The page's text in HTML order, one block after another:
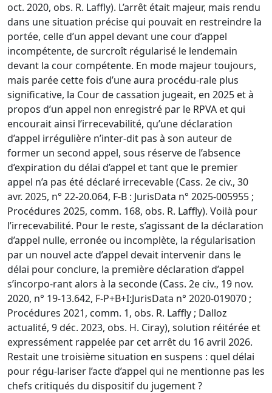
oct. 2020, obs. R. Laffly). L’arrêt était majeur, mais rendu
dans une situation précise qui pouvait en restreindre la
portée, celle d’un appel devant une cour d’appel
incompétente, de surcroît régularisé le lendemain
devant la cour compétente. En mode majeur toujours,
mais parée cette fois d’une aura procédu-rale plus
significative, la Cour de cassation jugeait, en 2025 et à
propos d’un appel non enregistré par le RPVA et qui
encourait ainsi l’irrecevabilité, qu’une déclaration
d’appel irrégulière n’inter-dit pas à son auteur de
former un second appel, sous réserve de l’absence
d’expiration du délai d’appel et tant que le premier
appel n’a pas été déclaré irrecevable (Cass. 2e civ., 30
avr. 2025, n° 22-20.064, F-B : JurisData n° 2025-005955 ;
Procédures 2025, comm. 168, obs. R. Laffly). Voilà pour
l’irrecevabilité. Pour le reste, s’agissant de la déclaration
d’appel nulle, erronée ou incomplète, la régularisation
par un nouvel acte d’appel devait intervenir dans le
délai pour conclure, la première déclaration d’appel
s’incorpo-rant alors à la seconde (Cass. 2e civ., 19 nov.
2020, n° 19-13.642, F-P+B+I:JurisData n° 2020-019070 ;
Procédures 2021, comm. 1, obs. R. Laffly ; Dalloz
actualité, 9 déc. 2023, obs. H. Ciray), solution réitérée et
expressément rappelée par cet arrêt du 16 avril 2026.
Restait une troisième situation en suspens : quel délai
pour régu-lariser l’acte d’appel qui ne mentionne pas les
chefs critiqués du dispositif du jugement ?